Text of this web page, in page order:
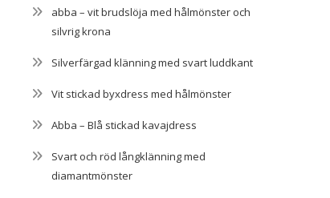
abba – vit brudslöja med hålmönster och
silvrig krona
Silverfärgad klänning med svart luddkant
Vit stickad byxdress med hålmönster
Abba – Blå stickad kavajdress
Svart och röd långklänning med
diamantmönster